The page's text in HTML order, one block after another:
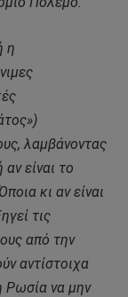
η
λαμβάνοντας
είναι το
Όποια κι αν είναι
τις
από την
αντίστοιχα
Ρωσία να μην